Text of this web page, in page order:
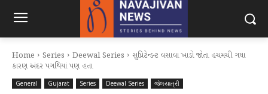
Home Series Deewal Series
સુપ્રિટેન્ડન્ટ વસાવા ખાડો જોતા હચમચી ગયા
કારણ અંદર પગથિયાં પણ હતા
General Gujarat Series Deewal Series જેલયાત્રી